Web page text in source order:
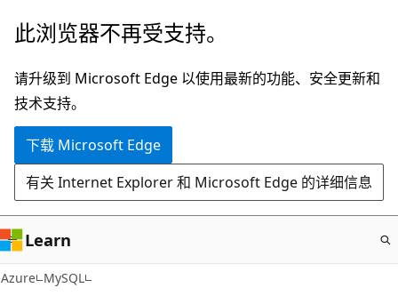
跳
主
要
内
此浏览器不再受支持。
请升级到 Microsoft Edge 以使用最新的功能、安全更新和
技术支持。
下载 Microsoft Edge
有关 Internet Explorer 和 Microsoft Edge 的详细信息
Learn
Azure MySQL